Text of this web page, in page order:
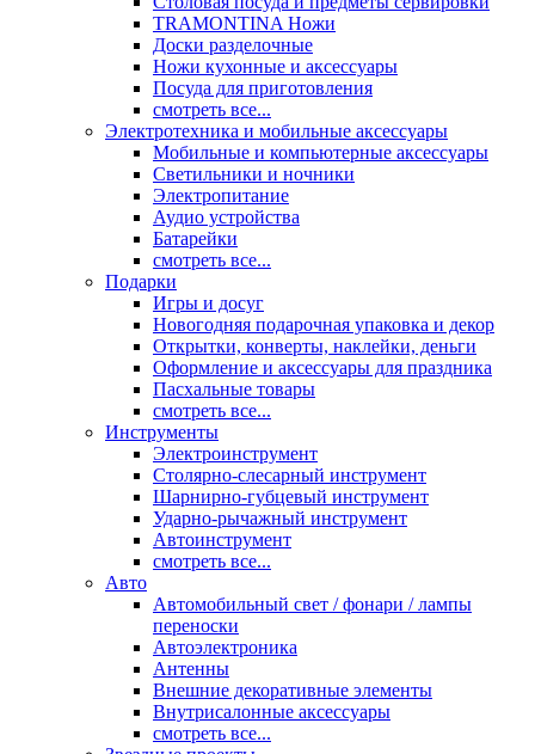
TRAMONTINA Ножи
Доски разделочные
Ножи кухонные и аксессуары
Посуда для приготовления
смотреть все...
Электротехника и мобильные аксессуары
Мобильные и компьютерные аксессуары
Светильники и ночники
Электропитание
Аудио устройства
Батарейки
смотреть все...
Подарки
Игры и досуг
Новогодняя подарочная упаковка и декор
Открытки, конверты, наклейки, деньги
Оформление и аксессуары для праздника
Пасхальные товары
смотреть все...
Инструменты
Электроинструмент
Столярно-слесарный инструмент
Шарнирно-губцевый инструмент
Ударно-рычажный инструмент
Автоинструмент
смотреть все...
Авто
Автомобильный свет / фонари / лампы
переноски
Автоэлектроника
Антенны
Внешние декоративные элементы
Внутрисалонные аксессуары
смотреть все...